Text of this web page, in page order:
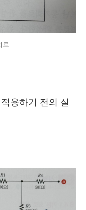
로
용하기 전의 실